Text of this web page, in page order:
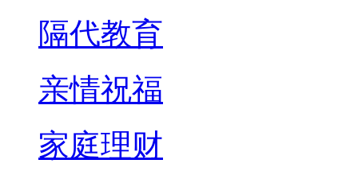
隔代教育
亲情祝福
家庭理财